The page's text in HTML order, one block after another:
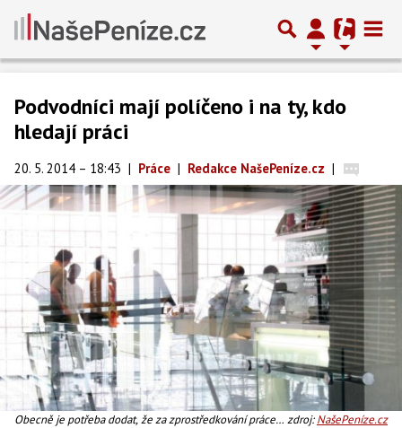
Podvodníci mají políčeno i na ty, kdo
hledají práci
20. 5. 2014 – 18:43 | Práce | Redakce NašePeníze.cz |
Obecně je potřeba dodat, že za zprostředkování práce
zdroj:NašePeníze.cz